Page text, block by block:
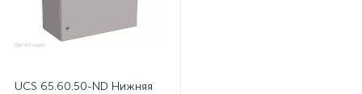
UCS 65.60.50-ND Нижняя